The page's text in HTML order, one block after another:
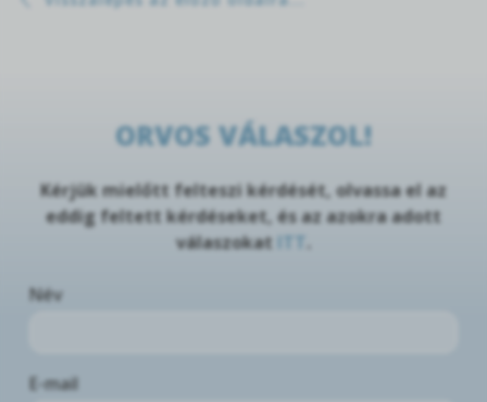
ORVOS VÁLASZOL!
Kérjük mielőtt felteszi kérdését, olvassa el az
eddig feltett kérdéseket, és az azokra adott
válaszokat ITT
Név
E-mail